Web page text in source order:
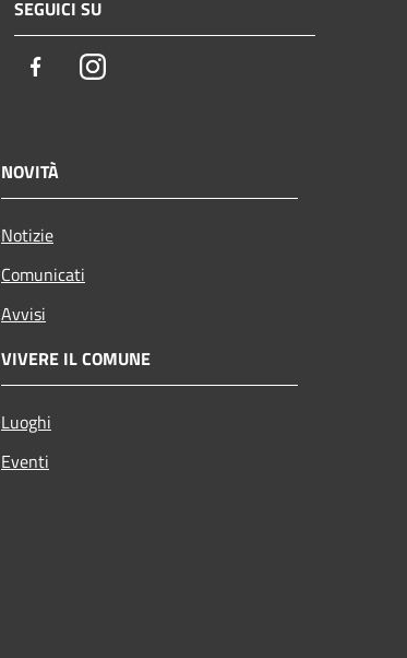
SEGUICI SU
FacebookInstagram
NOVITÀ
Notizie
Comunicati
Avvisi
VIVERE IL COMUNE
Luoghi
Eventi